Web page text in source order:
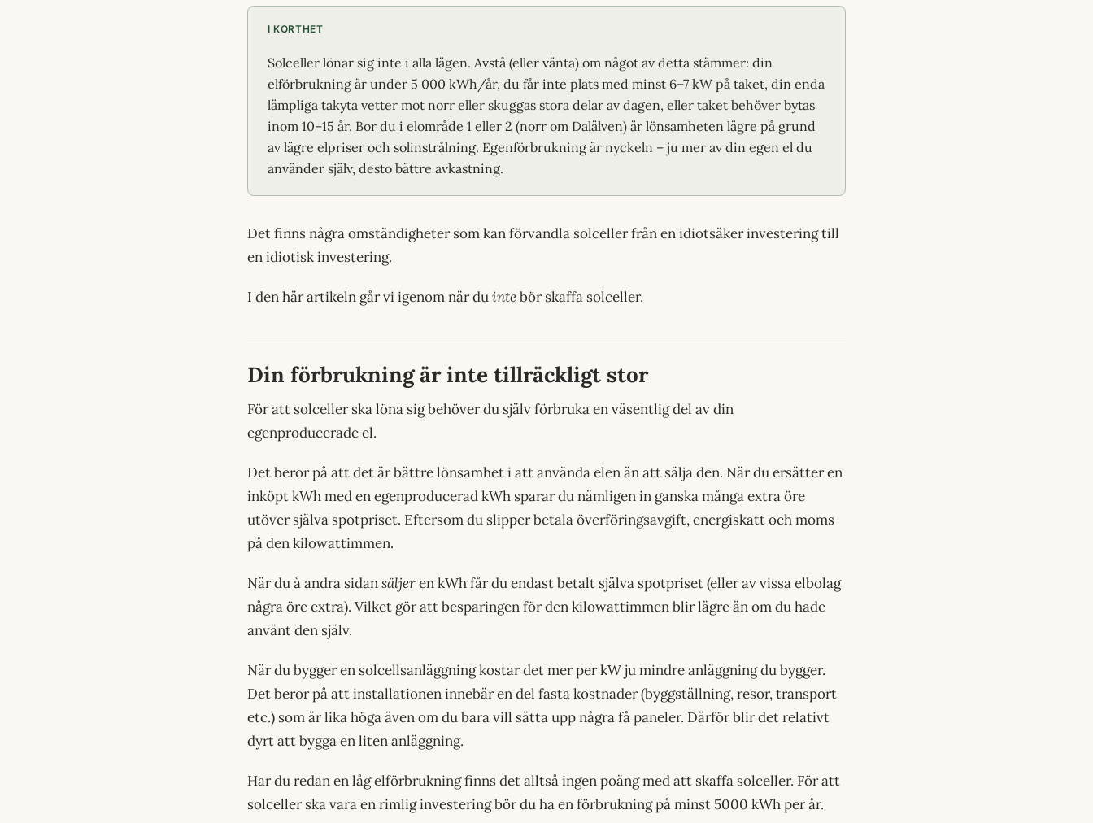
I KORTHET
Solceller lönar sig inte i alla lägen. Avstå (eller vänta) om något av detta stämmer: din
elförbrukning är under 5 000 kWh/år, du får inte plats med minst 6–7 kW på taket, din enda
lämpliga takyta vetter mot norr eller skuggas stora delar av dagen, eller taket behöver bytas
inom 10–15 år. Bor du i elområde 1 eller 2 (norr om Dalälven) är lönsamheten lägre på grund
av lägre elpriser och solinstrålning. Egenförbrukning är nyckeln – ju mer av din egen el du
använder själv, desto bättre avkastning.
Det finns några omständigheter som kan förvandla solceller från en idiotsäker investering till
en idiotisk investering.
I den här artikeln går vi igenom när duintebör skaffa solceller.
Din förbrukning är inte tillräckligt stor
För att solceller ska löna sig behöver du själv förbruka en väsentlig del av din
egenproducerade el.
Det beror på att det är bättre lönsamhet i att använda elen än att sälja den. När du ersätter en
inköpt kWh med en egenproducerad kWh sparar du nämligen in ganska många extra öre
utöver själva spotpriset. Eftersom du slipper betala överföringsavgift, energiskatt och moms
på den kilowattimmen.
När du å andra sidansäljeren kWh får du endast betalt själva spotpriset (eller av vissa elbolag
några öre extra). Vilket gör att besparingen för den kilowattimmen blir lägre än om du hade
använt den själv.
När du bygger en solcellsanläggning kostar det mer per kW ju mindre anläggning du bygger.
Det beror på att installationen innebär en del fasta kostnader (byggställning, resor, transport
etc.) som är lika höga även om du bara vill sätta upp några få paneler. Därför blir det relativt
dyrt att bygga en liten anläggning.
Har du redan en låg elförbrukning finns det alltså ingen poäng med att skaffa solceller. För att
solceller ska vara en rimlig investering bör du ha en förbrukning på minst 5000 kWh per år.